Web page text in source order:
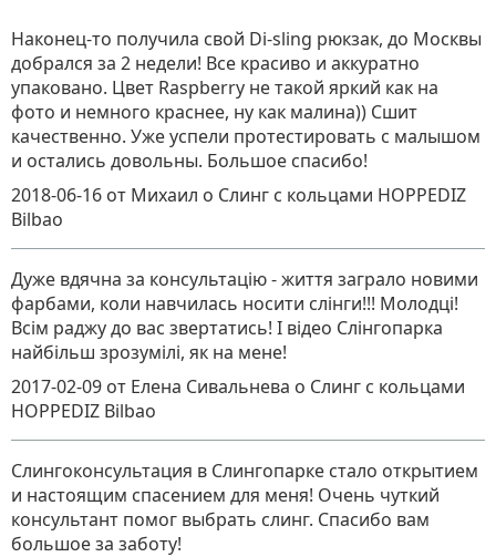
Наконец-то получила свой Di-sling рюкзак, до Москвы
добрался за 2 недели! Все красиво и аккуратно
упаковано. Цвет Raspberry не такой яркий как на
фото и немного краснее, ну как малина)) Сшит
качественно. Уже успели протестировать с малышом
и остались довольны. Большое спасибо!
2018-06-16 от Михаил о Слинг с кольцами HOPPEDIZ
Bilbao
Дуже вдячна за консультацію - життя заграло новими
фарбами, коли навчилась носити слінги!!! Молодці!
Всім раджу до вас звертатись! І відео Слінгопарка
найбільш зрозумілі, як на мене!
2017-02-09 от Елена Сивальнева о Слинг с кольцами
HOPPEDIZ Bilbao
Слингоконсультация в Слингопарке стало открытием
и настоящим спасением для меня! Очень чуткий
консультант помог выбрать слинг. Спасибо вам
большое за заботу!